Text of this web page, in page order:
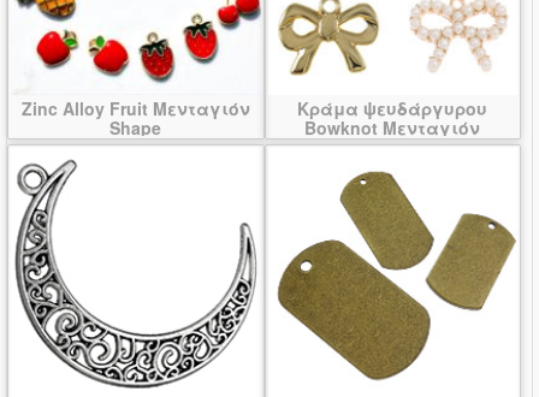
Zinc Alloy Fruit Μενταγιόν
Shape
Κράμα ψευδάργυρου
Bowknot Μενταγιόν